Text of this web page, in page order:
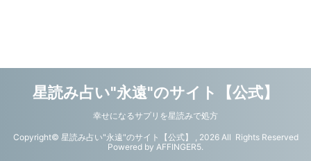
星読み占い"永遠"のサイト【公式】
幸せになるサプリを星読みで処方
Copyright© 星読み占い"永遠"のサイト【公式】 , 2026 All Rights Reserved
Powered by AFFINGER5.